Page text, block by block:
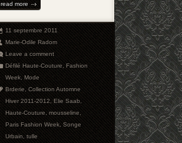
read more
11 septembre 2011
Marie-Odile Radom
Leave a comment
Défilé Haute-Couture,Fashion
Week,Mode
Brderie,Collection Automne
Hiver 2011-2012,Elie Saab,
Haute-Couture,mousseline,
Paris Fashion Week,Songe
Urbain,tulle